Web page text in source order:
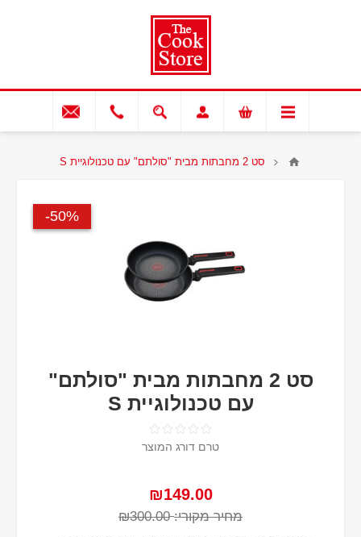
סט 2 מחבתות מבית "סולתם" עם טכנולוגיית S
50%-
סט 2 מחבתות מבית "סולתם"
עם טכנולוגיית S
טרם דורג המוצר
₪149.00
מחיר מקורי: ₪300.00